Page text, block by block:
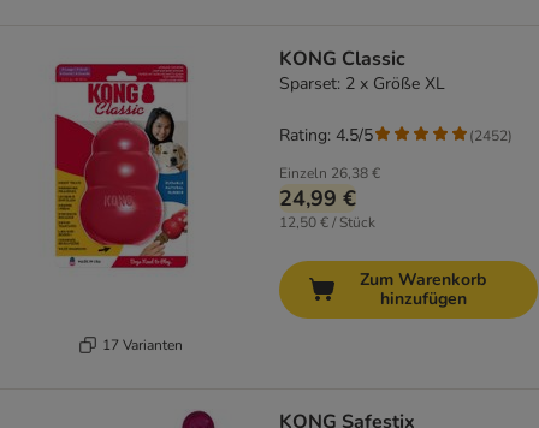
17 Varianten
KONG Classic
Sparset: 2 x Größe XL
Einzeln 26,38 €
24,99 €
12,50 € / Stück
Rating: 4.5/5 (2452)
Zum Warenkorb
hinzufügen
KONG Safestix